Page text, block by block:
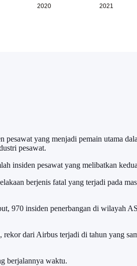
yang menjadi pemain utama
pesawat.
insiden pesawat yang melibatkan
berjenis fatal yang terjadi pada
970 insiden penerbangan di wilayah
dari Airbus terjadi di tahun yang
berjalannya waktu.